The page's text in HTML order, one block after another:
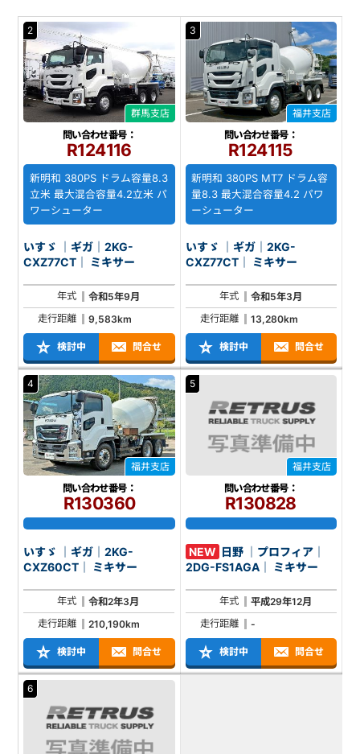
2
群馬支店
問い合わせ番号：
R124116
新明和 380PS ドラム容量8.3
立米 最大混合容量4.2立米 パ
ワーシューター
いすゞ ｜ギガ｜2KG-
CXZ77CT｜ ミキサー
年式
令和5年9月
走行距離
9,583km
検討中 問合せ
3
福井支店
問い合わせ番号：
R124115
新明和 380PS MT7 ドラム容
量8.3 最大混合容量4.2 パワ
ーシューター
いすゞ ｜ギガ｜2KG-
CXZ77CT｜ ミキサー
年式
令和5年3月
走行距離
13,280km
検討中 問合せ
4
福井支店
問い合わせ番号：
R130360
いすゞ ｜ギガ｜2KG-
CXZ60CT｜ ミキサー
年式
令和2年3月
走行距離
210,190km
検討中 問合せ
5
福井支店
問い合わせ番号：
R130828
NEW 日野 ｜プロフィア｜
2DG-FS1AGA｜ ミキサー
年式
平成29年12月
走行距離
-
検討中 問合せ
6